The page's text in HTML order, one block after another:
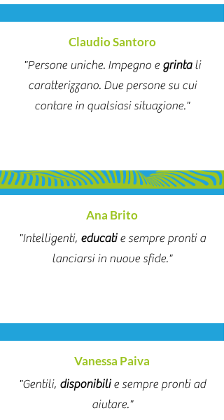
Claudio Santoro
"Persone uniche. Impegno e grintali
caratterizzano. Due persone su cui
contare in qualsiasi situazione."
Ana Brito
"Intelligenti, educatie sempre pronti a
lanciarsi in nuove sfide."
Vanessa Paiva
"Gentili, disponibilie sempre pronti ad
aiutare."